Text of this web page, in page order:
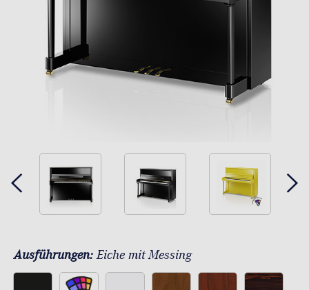
Ausführungen:Eiche mit Messing